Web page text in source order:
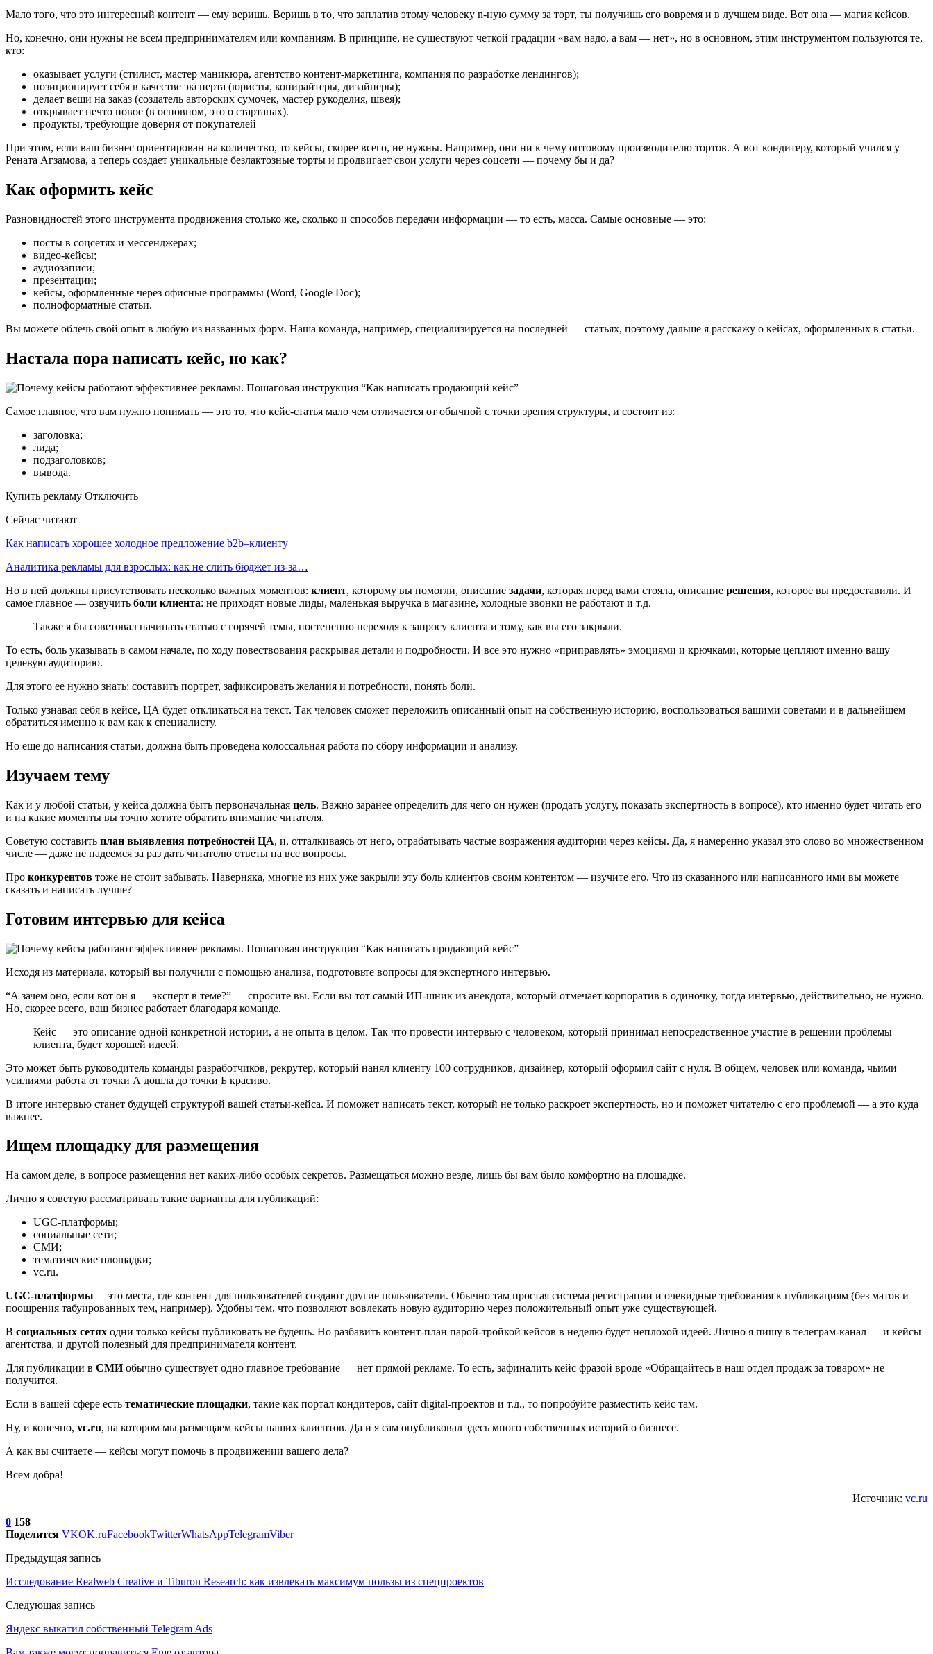
Мало того, что это интересный контент ― ему веришь. Веришь в то, что заплатив этому человеку n-ную сумму за торт, ты получишь его вовремя и в лучшем виде. Вот она ― магия кейсов.
Но, конечно, они нужны не всем предпринимателям или компаниям. В принципе, не существуют четкой градации «вам надо, а вам ― нет», но в основном, этим инструментом пользуются те,
кто:
оказывает услуги (стилист, мастер маникюра, агентство контент-маркетинга, компания по разработке лендингов);
позиционирует себя в качестве эксперта (юристы, копирайтеры, дизайнеры);
делает вещи на заказ (создатель авторских сумочек, мастер рукоделия, швея);
открывает нечто новое (в основном, это о стартапах).
продукты, требующие доверия от покупателей
При этом, если ваш бизнес ориентирован на количество, то кейсы, скорее всего, не нужны. Например, они ни к чему оптовому производителю тортов. А вот кондитеру, который учился у
Рената Агзамова, а теперь создает уникальные безлактозные торты и продвигает свои услуги через соцсети ― почему бы и да?
Как оформить кейс
Разновидностей этого инструмента продвижения столько же, сколько и способов передачи информации ― то есть, масса. Самые основные ― это:
посты в соцсетях и мессенджерах;
видео-кейсы;
аудиозаписи;
презентации;
кейсы, оформленные через офисные программы (Word, Google Doc);
полноформатные статьи.
Вы можете облечь свой опыт в любую из названных форм. Наша команда, например, специализируется на последней ― статьях, поэтому дальше я расскажу о кейсах, оформленных в статьи.
Настала пора написать кейс, но как?
Самое главное, что вам нужно понимать ― это то, что кейс-статья мало чем отличается от обычной с точки зрения структуры, и состоит из:
заголовка;
лида;
подзаголовков;
вывода.
Купить рекламу Отключить
Сейчас читают
Как написать хорошее холодное предложение b2b–клиенту
Аналитика рекламы для взрослых: как не слить бюджет из-за…
Но в ней должны присутствовать несколько важных моментов: клиент, которому вы помогли, описание задачи, которая перед вами стояла, описание решения, которое вы предоставили. И
самое главное ― озвучить боли клиента: не приходят новые лиды, маленькая выручка в магазине, холодные звонки не работают и т.д.
Также я бы советовал начинать статью с горячей темы, постепенно переходя к запросу клиента и тому, как вы его закрыли.
То есть, боль указывать в самом начале, по ходу повествования раскрывая детали и подробности. И все это нужно «приправлять» эмоциями и крючками, которые цепляют именно вашу
целевую аудиторию.
Для этого ее нужно знать: составить портрет, зафиксировать желания и потребности, понять боли.
Только узнавая себя в кейсе, ЦА будет откликаться на текст. Так человек сможет переложить описанный опыт на собственную историю, воспользоваться вашими советами и в дальнейшем
обратиться именно к вам как к специалисту.
Но еще до написания статьи, должна быть проведена колоссальная работа по сбору информации и анализу.
Изучаем тему
Как и у любой статьи, у кейса должна быть первоначальная цель. Важно заранее определить для чего он нужен (продать услугу, показать экспертность в вопросе), кто именно будет читать его
и на какие моменты вы точно хотите обратить внимание читателя.
Советую составить план выявления потребностей ЦА, и, отталкиваясь от него, отрабатывать частые возражения аудитории через кейсы. Да, я намеренно указал это слово во множественном
числе ― даже не надеемся за раз дать читателю ответы на все вопросы.
Про конкурентов тоже не стоит забывать. Наверняка, многие из них уже закрыли эту боль клиентов своим контентом ― изучите его. Что из сказанного или написанного ими вы можете
сказать и написать лучше?
Готовим интервью для кейса
Исходя из материала, который вы получили с помощью анализа, подготовьте вопросы для экспертного интервью.
“А зачем оно, если вот он я ― эксперт в теме?” ― спросите вы. Если вы тот самый ИП-шник из анекдота, который отмечает корпоратив в одиночку, тогда интервью, действительно, не нужно.
Но, скорее всего, ваш бизнес работает благодаря команде.
Кейс ― это описание одной конкретной истории, а не опыта в целом. Так что провести интервью с человеком, который принимал непосредственное участие в решении проблемы
клиента, будет хорошей идеей.
Это может быть руководитель команды разработчиков, рекрутер, который нанял клиенту 100 сотрудников, дизайнер, который оформил сайт с нуля. В общем, человек или команда, чьими
усилиями работа от точки А дошла до точки Б красиво.
В итоге интервью станет будущей структурой вашей статьи-кейса. И поможет написать текст, который не только раскроет экспертность, но и поможет читателю с его проблемой ― а это куда
важнее.
Ищем площадку для размещения
На самом деле, в вопросе размещения нет каких-либо особых секретов. Размещаться можно везде, лишь бы вам было комфортно на площадке.
Лично я советую рассматривать такие варианты для публикаций:
UGC-платформы;
социальные сети;
СМИ;
тематические площадки;
vc.ru.
UGC-платформы― это места, где контент для пользователей создают другие пользователи. Обычно там простая система регистрации и очевидные требования к публикациям (без матов и
поощрения табуированных тем, например). Удобны тем, что позволяют вовлекать новую аудиторию через положительный опыт уже существующей.
В социальных сетях одни только кейсы публиковать не будешь. Но разбавить контент-план парой-тройкой кейсов в неделю будет неплохой идеей. Лично я пишу в телеграм-канал ― и кейсы
агентства, и другой полезный для предпринимателя контент.
Для публикации в СМИобычно существует одно главное требование ― нет прямой рекламе. То есть, зафиналить кейс фразой вроде «Обращайтесь в наш отдел продаж за товаром» не
получится.
Если в вашей сфере есть тематические площадки, такие как портал кондитеров, сайт digital-проектов и т.д., то попробуйте разместить кейс там.
Ну, и конечно, vc.ru, на котором мы размещаем кейсы наших клиентов. Да и я сам опубликовал здесь много собственных историй о бизнесе.
А как вы считаете ― кейсы могут помочь в продвижении вашего дела?
Всем добра!
Источник: vc.ru
0 158
Поделится VKOK.ruFacebookTwitterWhatsAppTelegramViber
Предыдущая запись
Исследование Realweb Creative и Tiburon Research: как извлекать максимум пользы из спецпроектов
Следующая запись
Яндекс выкатил собственный Telegram Ads